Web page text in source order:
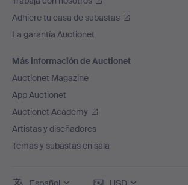
Adhiere tu casa de subastas
La garantía Auctionet
Más información de Auctionet
Auctionet Magazine
App Auctionet
Auctionet Academy
Artistas y diseñadores
Temas y subastas en sala